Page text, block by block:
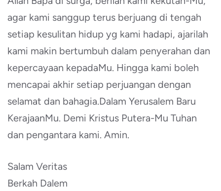
agar kami sanggup terus berjuang di tengah
setiap kesulitan hidup yg kami hadapi, ajarilah
kami makin bertumbuh dalam penyerahan dan
kepercayaan kepadaMu. Hingga kami boleh
mencapai akhir setiap perjuangan dengan
selamat dan bahagia.Dalam Yerusalem Baru
KerajaanMu. Demi Kristus Putera-Mu Tuhan
dan pengantara kami. Amin.
Salam Veritas
Berkah Dalem